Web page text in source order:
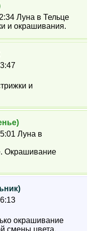
Луна в Тельце
и окрашивания.
и
Луна в
Окрашивание
окрашивание
смены цвета.